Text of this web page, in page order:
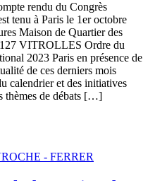
rendu du Congrès
tenu à Paris le 1er octobre
Maison de Quartier des
VITROLLES Ordre du
2023 Paris en présence de
de ces derniers mois
calendrier et des initiatives
thèmes de débats […]
- FERRER